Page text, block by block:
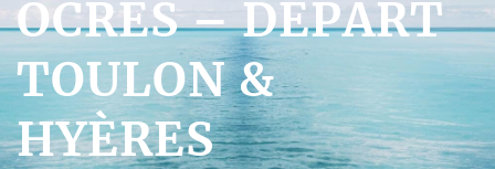
OCRES – DÉPART
TOULON &
HYÈRES